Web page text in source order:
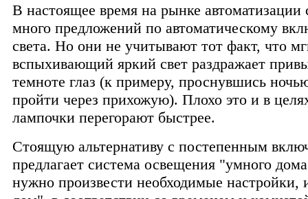
В настоящее время на рынке автоматизации
много предложений по автоматическому
света. Но они не учитывают тот факт, что
вспыхивающий яркий свет раздражает
темноте глаз (к примеру, проснувшись
пройти через прихожую). Плохо это и в
лампочки перегорают быстрее.
Стоящую альтернативу с постепенным
предлагает система освещения "умного
нужно произвести необходимые